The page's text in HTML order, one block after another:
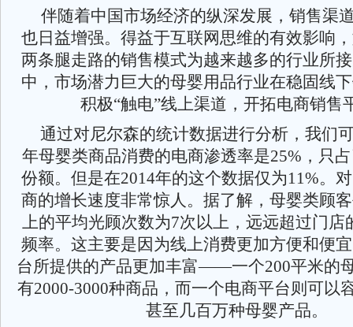
伴随着中国市场经济的纵深发展，销售渠
也日益增强。得益于互联网思维的有效影响
两条腿走路的销售模式为越来越多的行业所
中，市场潜力巨大的母婴用品行业在稳固线
积极“触电”线上渠道，开拓电商销售
通过对尼尔森的统计数据进行分析，我们
年母婴类商品消费的电商渗透率是25%，只
份额。但是在2014年的这个数据仅为11%。
商的增长速度非常惊人。据了解，母婴类顾
上的平均光顾次数为7次以上，远远超过门店
频率。这主要是因为线上消费更加方便和便
台所提供的产品更加丰富——一个200平米的
有2000-3000种商品，而一个电商平台则可以
甚至几百万种母婴产品。